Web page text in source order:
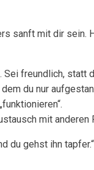
sanft mit dir sein.
freundlich, statt
du nur
mit anderen
du gehst ihn tapfer.“